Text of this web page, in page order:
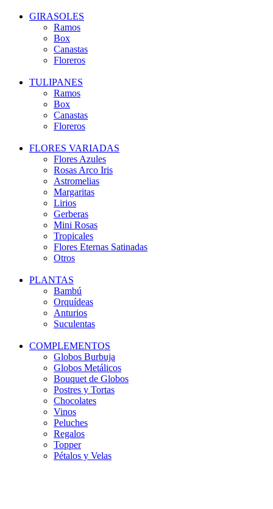
GIRASOLES
Ramos
Box
Canastas
Floreros
TULIPANES
Ramos
Box
Canastas
Floreros
FLORES VARIADAS
Flores Azules
Rosas Arco Iris
Astromelias
Margaritas
Lirios
Gerberas
Mini Rosas
Tropicales
Flores Eternas Satinadas
Otros
PLANTAS
Bambú
Orquídeas
Anturios
Suculentas
COMPLEMENTOS
Globos Burbuja
Globos Metálicos
Bouquet de Globos
Postres y Tortas
Chocolates
Vinos
Peluches
Regalos
Topper
Pétalos y Velas